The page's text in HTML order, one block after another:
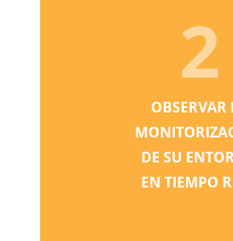
2
OBSERVAR
DE SU
EN TIEMPO